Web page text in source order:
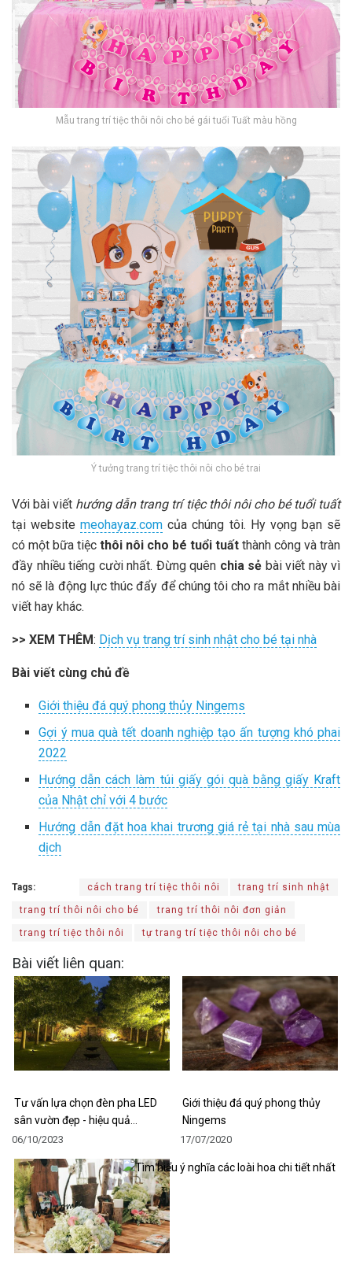
Mẫu trang trí tiệc thôi nôi cho bé gái tuổi Tuất màu hồng
Ý tưởng trang trí tiệc thôi nôi cho bé trai
Với bài viết hướng dẫn trang trí tiệc thôi nôi cho bé tuổi tuất
tại websitemeohayaz.com của chúng tôi. Hy vọng bạn sẽ
có một bữa tiệc thôi nôi cho bé tuổi tuất thành công và tràn
đầy nhiều tiếng cười nhất. Đừng quên chia sẻ bài viết này vì
nó sẽ là động lực thúc đẩy để chúng tôi cho ra mắt nhiều bài
viết hay khác.
>> XEM THÊM: Dịch vụ trang trí sinh nhật cho bé tại nhà
Bài viết cùng chủ đề
Giới thiệu đá quý phong thủy Ningems
Gợi ý mua quà tết doanh nghiệp tạo ấn tượng khó phai
2022
Hướng dẫn cách làm túi giấy gói quà bằng giấy Kraft
của Nhật chỉ với 4 bước
Hướng dẫn đặt hoa khai trương giá rẻ tại nhà sau mùa
dịch
Tags: cách trang trí tiệc thôi nôi trang trí sinh nhật
trang trí thôi nôi cho bé trang trí thôi nôi đơn giản
trang trí tiệc thôi nôi tự trang trí tiệc thôi nôi cho bé
Bài viết liên quan:
Tư vấn lựa chọn đèn pha LED
sân vườn đẹp - hiệu quả…
06/10/2023
Giới thiệu đá quý phong thủy
Ningems
17/07/2020